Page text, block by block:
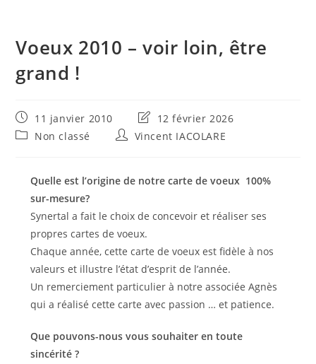
Voeux 2010 – voir loin, être
grand !
Publication
publiée :
11 janvier 2010
Dernière
modification
de
12 février 2026
PostNon classé
Auteur/autrice
publication :
Vincent IACOLARE
Quelle est l’origine de notre carte de voeux 100%
sur-mesure?
Synertal a fait le choix de concevoir et réaliser ses
propres cartes de voeux.
Chaque année, cette carte de voeux est fidèle à nos
valeurs et illustre l’état d’esprit de l’année.
Un remerciement particulier à notre associée Agnès
qui a réalisé cette carte avec passion … et patience.
Que pouvons-nous vous souhaiter en toute
sincérité ?